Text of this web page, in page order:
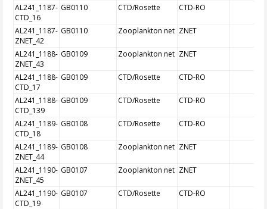
AL241_1187-
CTD_16
GB0110 CTD/Rosette CTD-RO
AL241_1187-
ZNET_42
GB0110 Zooplankton net ZNET
AL241_1188-
ZNET_43
GB0109 Zooplankton net ZNET
AL241_1188-
CTD_17
GB0109 CTD/Rosette CTD-RO
AL241_1188-
CTD_139
GB0109 CTD/Rosette CTD-RO
AL241_1189-
CTD_18
GB0108 CTD/Rosette CTD-RO
AL241_1189-
ZNET_44
GB0108 Zooplankton net ZNET
AL241_1190-
ZNET_45
GB0107 Zooplankton net ZNET
AL241_1190-
CTD_19
GB0107 CTD/Rosette CTD-RO